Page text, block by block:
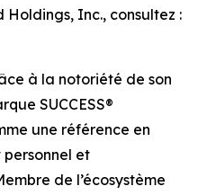
Holdings, Inc., consultez :
à la notoriété de son
SUCCESS®
une référence en
et
de l’écosystème